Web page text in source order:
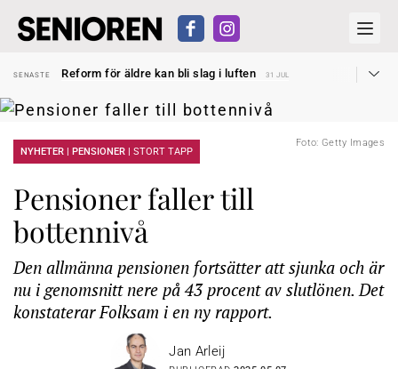
SENASTE
Reform för äldre kan bli slag i luften
31 JUL
SENASTE
Dom öppnar för rätt till garantipension
Snart kan telefonförsäljning förbjudas i Sverige
SENASTE
Liten höjning av garantipensionen
SENASTE
Sven Hagströmer sommarpratar
Foto: Getty Images
NYHETER | PENSIONER | STORT TAPP
Pensioner faller till
bottennivå
Den allmänna pensionen fortsätter att sjunka och är
nu i genomsnitt nere på 43 procent av slutlönen. Det
konstaterar Folksam i en ny rapport.
Jan Arleij